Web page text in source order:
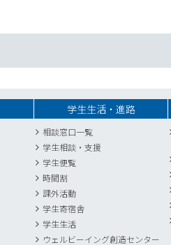
学生生活・進路
相談窓口一覧
学生相談・支援
学生便覧
時間割
課外活動
学生寄宿舎
学生生活
ウェルビーイング創造センター